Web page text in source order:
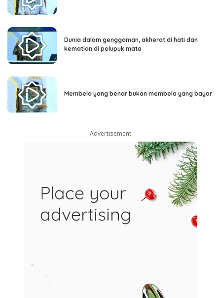
Dunia dalam genggaman, akherat di hati dan
kematian di pelupuk mata
Membela yang benar bukan membela yang bayar
– Advertisement –